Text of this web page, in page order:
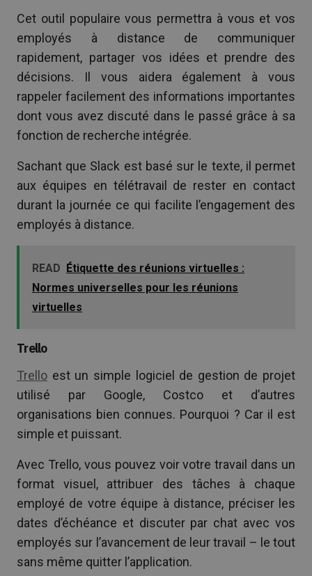
Cet outil populaire vous permettra à vous et vos
employés à distance de communiquer
rapidement, partager vos idées et prendre des
décisions. Il vous aidera également à vous
rappeler facilement des informations importantes
dont vous avez discuté dans le passé grâce à sa
fonction de recherche intégrée.
Sachant que Slack est basé sur le texte, il permet
aux équipes en télétravail de rester en contact
durant la journée ce qui facilite l’engagement des
employés à distance.
READ Étiquette des réunions virtuelles :
Normes universelles pour les réunions
virtuelles
Trello
Trello est un simple logiciel de gestion de projet
utilisé par Google, Costco et d’autres
organisations bien connues. Pourquoi ? Car il est
simple et puissant.
Avec Trello, vous pouvez voir votre travail dans un
format visuel, attribuer des tâches à chaque
employé de votre équipe à distance, préciser les
dates d’échéance et discuter par chat avec vos
employés sur l’avancement de leur travail – le tout
sans même quitter l’application.